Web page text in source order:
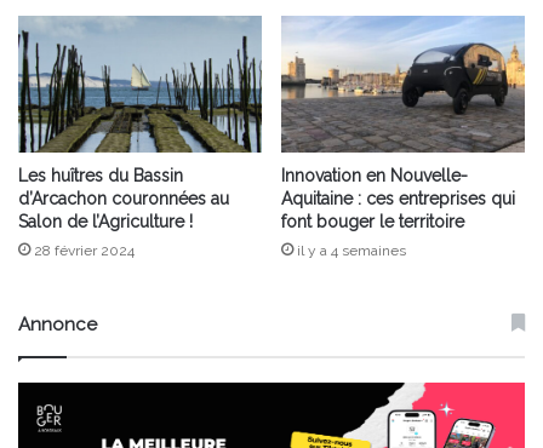
Les huîtres du Bassin
d’Arcachon couronnées au
Salon de l’Agriculture !
28 février 2024
Innovation en Nouvelle-
Aquitaine : ces entreprises qui
font bouger le territoire
il y a 4 semaines
Annonce